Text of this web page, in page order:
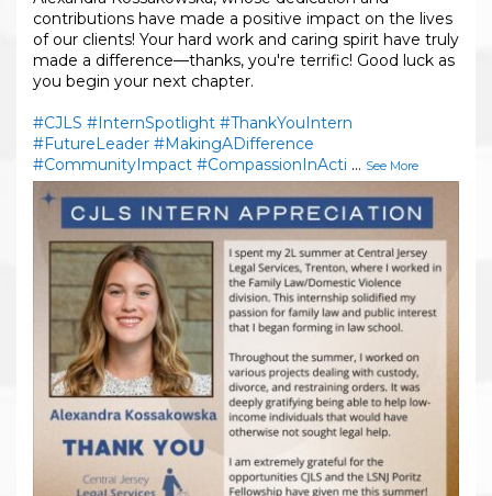
contributions have made a positive impact on the lives
of our clients! Your hard work and caring spirit have truly
made a difference—thanks, you're terrific! Good luck as
you begin your next chapter.
#CJLS #InternSpotlight #ThankYouIntern
#FutureLeader #MakingADifference
#CommunityImpact #CompassionInActi ... See More